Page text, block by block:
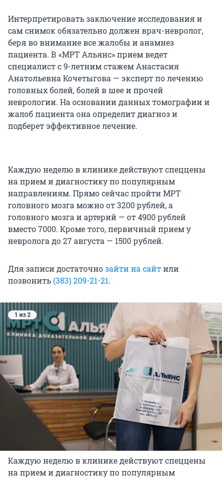
Интерпретировать заключение исследования и
сам снимок обязательно должен врач-невролог,
беря во внимание все жалобы и анамнез
пациента. В «МРТ Альянс» прием ведет
специалист с 9-летним стажем Анастасия
Анатольевна Кочетыгова — эксперт по лечению
головных болей, болей в шее и прочей
неврологии. На основании данных томографии и
жалоб пациента она определит диагноз и
подберет эффективное лечение.
Каждую неделю в клинике действуют спеццены
на прием и диагностику по популярным
направлениям. Прямо сейчас пройти МРТ
головного мозга можно от 3200 рублей, а
головного мозга и артерий — от 4900 рублей
вместо 7000. Кроме того, первичный прием у
невролога до 27 августа — 1500 рублей.
Для записи достаточнозайти на сайтили
позвонить (383) 209-21-21.
1 из 2
Каждую неделю в клинике действуют спеццены
на прием и диагностику по популярным